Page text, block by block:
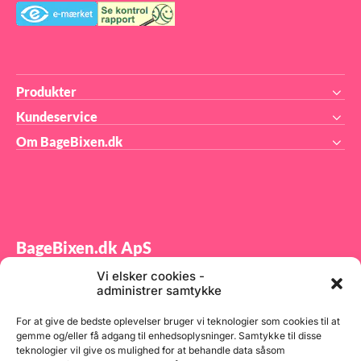
Vi elsker cookies -
administrer samtykke
For at give de bedste oplevelser bruger vi teknologier som cookies til at
gemme og/eller få adgang til enhedsoplysninger. Samtykke til disse
teknologier vil give os mulighed for at behandle data såsom
Produkter
Kundeservice
Om BageBixen.dk
BageBixen.dk ApS
Tilmeld dig vores nyhedsbrev og modtag gode tilbud
samt spændende produktnyheder direkte i din
indbakke.